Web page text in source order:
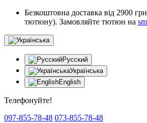
Безкоштовна доставка від 2900
тютюну). Замовляйте тютюн на
Русский
Українська
English
Телефонуйте!
097-855-78-48 073-855-78-48